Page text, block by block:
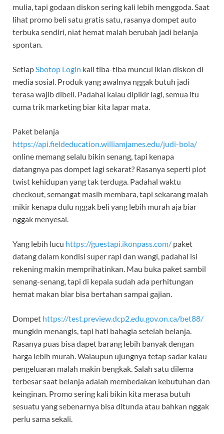
mulia, tapi godaan diskon sering kali lebih menggoda. Saat
lihat promo beli satu gratis satu, rasanya dompet auto
terbuka sendiri, niat hemat malah berubah jadi belanja
spontan.
SetiapSbotop Login kali tiba-tiba muncul iklan diskon di
media sosial. Produk yang awalnya nggak butuh jadi
terasa wajib dibeli. Padahal kalau dipikir lagi, semua itu
cuma trik marketing biar kita lapar mata.
Paket belanja
https://api.fieldeducation.williamjames.edu/judi-bola/
online memang selalu bikin senang, tapi kenapa
datangnya pas dompet lagi sekarat? Rasanya seperti plot
twist kehidupan yang tak terduga. Padahal waktu
checkout, semangat masih membara, tapi sekarang malah
mikir kenapa dulu nggak beli yang lebih murah aja biar
nggak menyesal.
Yang lebih lucu https://guestapi.ikonpass.com/ paket
datang dalam kondisi super rapi dan wangi, padahal isi
rekening makin memprihatinkan. Mau buka paket sambil
senang-senang, tapi di kepala sudah ada perhitungan
hemat makan biar bisa bertahan sampai gajian.
Dompet https://test.preview.dcp2.edu.gov.on.ca/bet88/
mungkin menangis, tapi hati bahagia setelah belanja.
Rasanya puas bisa dapet barang lebih banyak dengan
harga lebih murah. Walaupun ujungnya tetap sadar kalau
pengeluaran malah makin bengkak. Salah satu dilema
terbesar saat belanja adalah membedakan kebutuhan dan
keinginan. Promo sering kali bikin kita merasa butuh
sesuatu yang sebenarnya bisa ditunda atau bahkan nggak
perlu sama sekali.